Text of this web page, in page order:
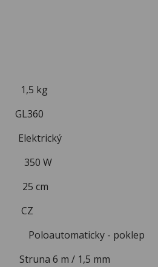
kg
350 W
cm
CZ
- poklep
6 m / 1,5 mm